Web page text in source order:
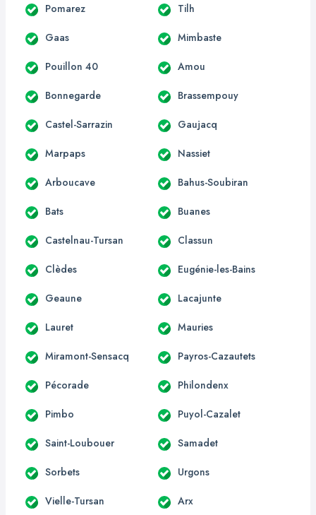
Pomarez Tilh
Gaas Mimbaste
Pouillon 40 Amou
Bonnegarde Brassempouy
Castel-Sarrazin Gaujacq
Marpaps Nassiet
Arboucave Bahus-Soubiran
Bats Buanes
Castelnau-Tursan Classun
Clèdes Eugénie-les-Bains
Geaune Lacajunte
Lauret Mauries
Miramont-Sensacq Payros-Cazautets
Pécorade Philondenx
Pimbo Puyol-Cazalet
Saint-Loubouer Samadet
Sorbets Urgons
Vielle-Tursan Arx